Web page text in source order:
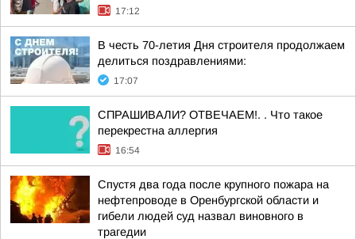
17:12
В честь 70-летия Дня строителя продолжаем
делиться поздравлениями:
17:07
СПРАШИВАЛИ? ОТВЕЧАЕМ!. . Что такое
перекрестна аллергия
16:54
Спустя два года после крупного пожара на
нефтепроводе в Оренбургской области и
гибели людей суд назвал виновного в
трагедии